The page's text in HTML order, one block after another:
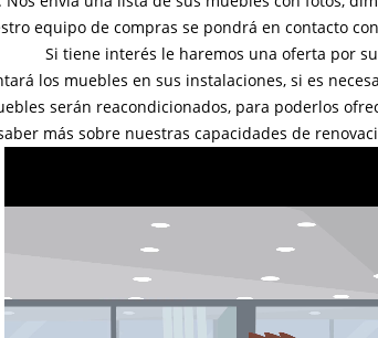
equipo de compras se pondrá en contacto
Si tiene interés le haremos una oferta por
los muebles en sus instalaciones, si es
serán reacondicionados, para poderlos
más sobre nuestras capacidades de